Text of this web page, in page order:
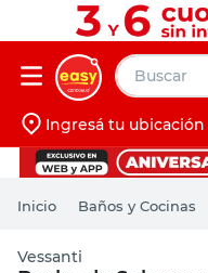
Buscar
Iniciá sesión
Ingresá tu ubicación
Baños y Cocinas
Vessanti
muebles
pintura
escritorio
puertas